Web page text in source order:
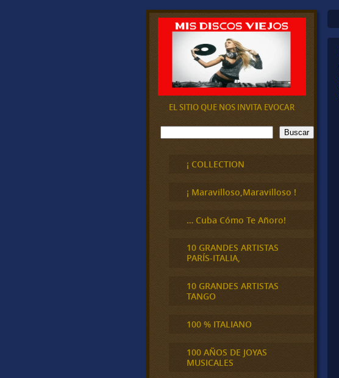
EL SITIO QUE NOS INVITA EVOCAR
B
u
Buscar
¡ COLLECTION
¡ Maravilloso,Maravilloso !
… Cuba Cómo Te Añoro!
10 GRANDES ARTISTAS
PARÍS-ITALIA,
10 GRANDES ARTISTAS
TANGO
100 % ITALIANO
100 AÑOS DE JOYAS
MUSICALES